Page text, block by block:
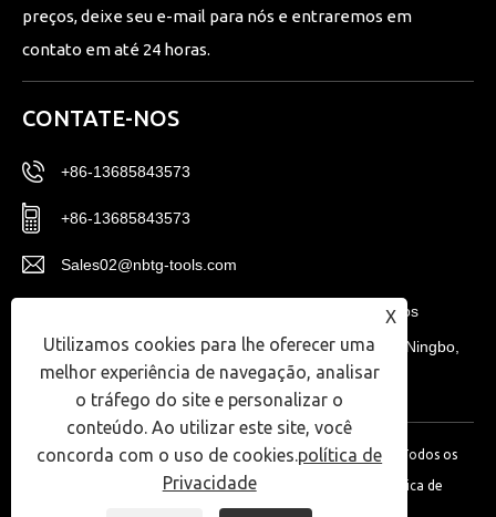
preços, deixe seu e-mail para nós e entraremos em
contato em até 24 horas.
CONTATE-NOS
+86-13685843573
+86-13685843573
Sales02@nbtg-tools.com
Nº 20, Distrito Leste, Centro de Inovação de Novos
Materiais de Ningbo, Zona de Alta Tecnologia de Ningbo,
Província de Zhejiang, China.
Direitos autorais © 2024 Ningbo T-Win Imp.& Exp Co., Ltd. Todos os
direitos reservados.Links|Sitemap política de
X
Utilizamos cookies para lhe oferecer uma
melhor experiência de navegação, analisar
o tráfego do site e personalizar o
conteúdo. Ao utilizar este site, você
concorda com o uso de cookies.política de
Privacidade